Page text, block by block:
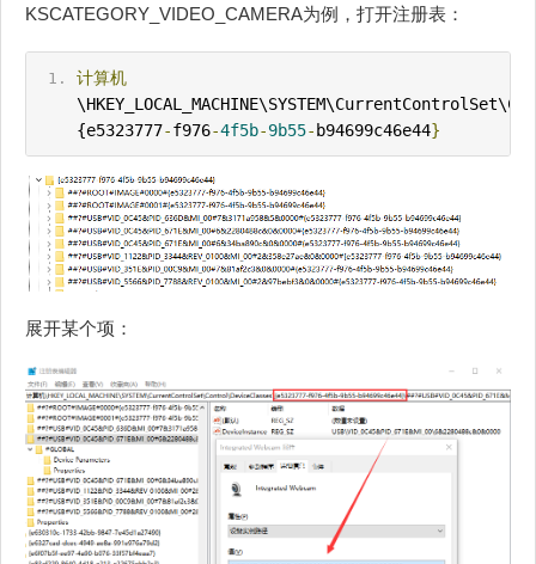
KSCATEGORY_VIDEO_CAMERA为例，打开注册表：
计算机
\HKEY_LOCAL_MACHIN
{e5323777-f976-4f5b-9b55- b94699c46e44}
展开某个项：